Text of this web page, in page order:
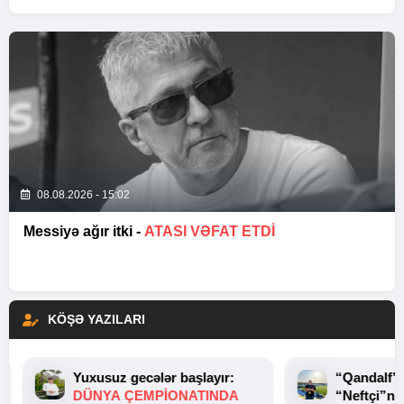
08.08.2026 - 15:02
Messiyə ağır itki - ATASI VƏFAT ETDI
KÖŞƏ YAZILARI
Yuxusuz gecələr başlayır:
DÜNYA ÇEMPIONATINDA